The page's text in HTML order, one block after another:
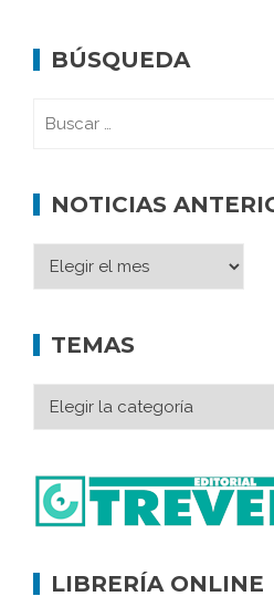
BÚSQUEDA
NOTICIAS
TEMAS
LIBRERÍA ONLINE